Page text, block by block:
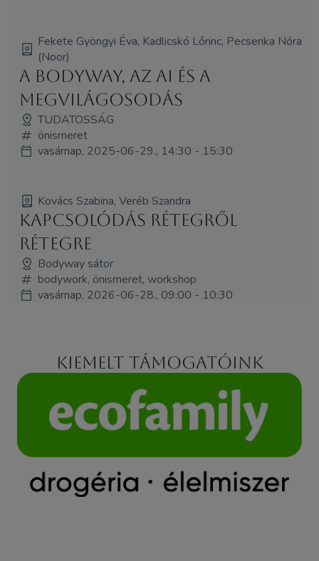
Fekete Gyöngyi Éva, Kadlicskó Lőrinc, Pecsenka Nóra
(Noor)
A Bodyway, az AI és a
megvilágosodás
TUDATOSSÁG
önismeret
vasárnap, 2025-06-29., 14:30 - 15:30
Kovács Szabina, Veréb Szandra
Kapcsolódás rétegről
rétegre
Bodyway sátor
bodywork, önismeret, workshop
vasárnap, 2026-06-28., 09:00 - 10:30
Kiemelt támogatóink